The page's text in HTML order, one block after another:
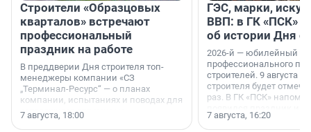
Строители «Образцовых
кварталов» встречают
профессиональный
праздник на работе
В преддверии Дня строителя топ-
менеджеры компании «СЗ
„Терминал-Ресурс“ — о планах
компании, испытаниях и поводах для
осторожного оптимизма.
7 августа, 18:00
ГЭС, марки,
ВВП: в ГК «ПСК»
об истории Дня
2026-й — юбилейный
профессионального
строителей. 9 августа
строителя будет
раз. В ГК «ПСК»
поменялась роль
7 августа, 16:20